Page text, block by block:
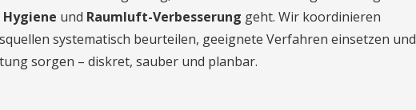
Hygiene und Raumluft-Verbesserung geht. Wir koordinieren
systematisch beurteilen, geeignete Verfahren einsetzen und
sorgen – diskret, sauber und planbar.